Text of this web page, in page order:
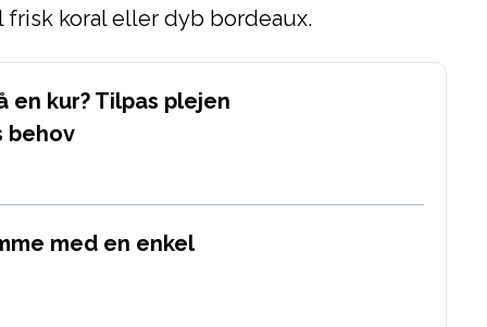
koral eller dyb bordeaux.
kur? Tilpas plejen
behov
med en enkel